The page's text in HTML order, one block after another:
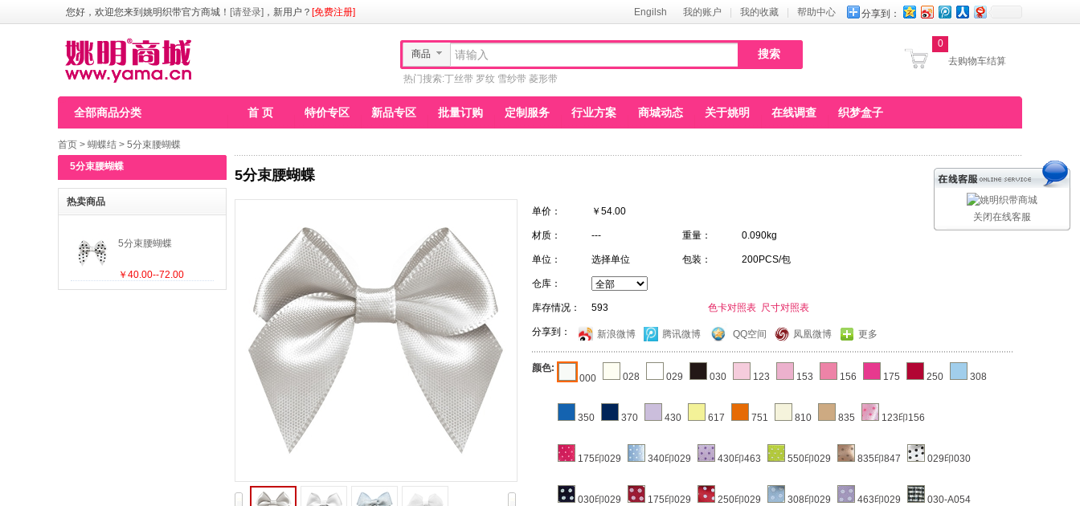
您好，欢迎您来到姚明织带官方商城！ [请登录] ，新用户？ [免费注册] 分享到：
Engilsh 我的账户 我的收藏 帮助中心
商品
热门搜索:丁丝带 罗纹 雪纱带 菱形带
去购物车结算
0
全部商品分类 首 页 特价专区 新品专区 批量订购 定制服务 行业方案 商城动态 关于姚明 在线调查 织梦盒子
首页 > 蝴蝶结 > 5分束腰蝴蝶
5分束腰蝴蝶
单价： ￥ 54.00
材质： --- 重量： 0.090kg
单位： 选择单位 包装： 200PCS/包
仓库：
库存情况： 593 色卡对照表 尺寸对照表
分享到： 新浪微博 腾讯微博 QQ空间 凤凰微博 更多
颜色:
000
028 029 030 123 153 156 175 250 308
350 370 430 617 751 810 835 123印156
175印029 340印029 430印463 550印029 835印847 029印030
030印029 175印029 250印029 308印029 463印029 030-A054
5分束腰蝴蝶
热卖商品
5分束腰蝴蝶
￥40.00--72.00
关闭在线客服